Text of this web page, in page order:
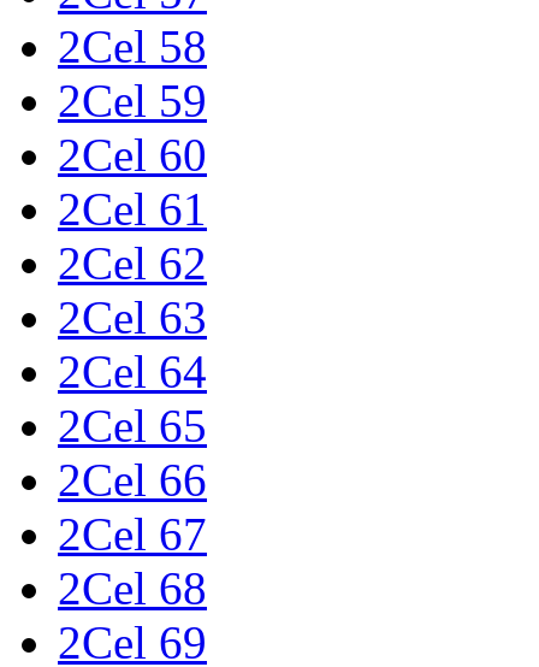
2Cel 58
2Cel 59
2Cel 60
2Cel 61
2Cel 62
2Cel 63
2Cel 64
2Cel 65
2Cel 66
2Cel 67
2Cel 68
2Cel 69